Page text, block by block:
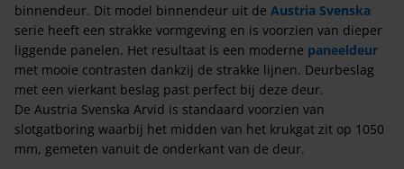
binnendeur. Dit model binnendeur uit de Austria Svenska
serie heeft een strakke vormgeving en is voorzien van dieper
liggende panelen. Het resultaat is een moderne paneeldeur
met mooie contrasten dankzij de strakke lijnen. Deurbeslag
met een vierkant beslag past perfect bij deze deur.
De Austria Svenska Arvid is standaard voorzien van
slotgatboring waarbij het midden van het krukgat zit op 1050
mm, gemeten vanuit de onderkant van de deur.